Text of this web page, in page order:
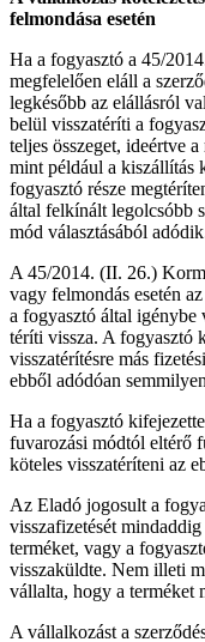
felmondása esetén
Ha a fogyasztó a 45/
megfelelően eláll a
legkésőbb az elállásról
belül visszatéríti a
teljes összeget, ideértve
mint például a kiszállítás
fogyasztó része
által felkínált legolcsóbb
mód választásából
A 45/2014. (II. 26.)
vagy felmondás esetén
a fogyasztó által igénybe
téríti vissza. A fogyasztó
visszatérítésre más
ebből adódóan
Ha a fogyasztó
fuvarozási módtól eltérő
köteles visszatéríteni az
Az Eladó jogosult a
visszafizetését
terméket, vagy a
visszaküldte. Nem illeti
vállalta, hogy a terméket
A vállalkozást a